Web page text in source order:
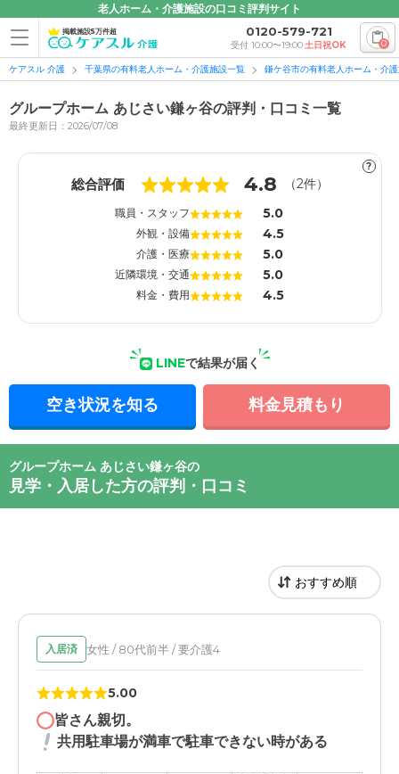
老人ホーム・介護施設の口コミ評判サイト
掲載施設5万件超 0120-579-721
受付 10:00〜19:00土日祝OK 0
ケアスル 介護 千葉県の有料老人ホーム・介護施設一覧 鎌ケ谷市の有料老人ホーム・介
グループホーム あじさい鎌ヶ谷の評判・口コミ一覧
最終更新日：2026/07/08
?
総合評価 4.8 （2件）
職員・スタッフ 5.0
外観・設備 4.5
介護・医療 5.0
近隣環境・交通 5.0
料金・費用 4.5
LINEで結果が届く
空き状況を知る 料金見積もり
グループホーム あじさい鎌ヶ谷の
見学・入居した方の評判・口コミ
入居済 女性 / 80代前半 / 要介護4
5.00
皆さん親切。
共用駐車場が満車で駐車できない時がある